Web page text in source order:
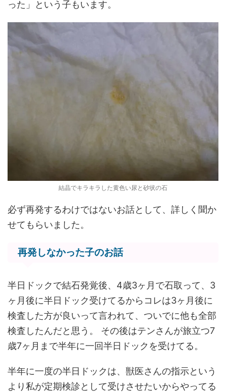
った」という子もいます。
結晶でキラキラした黄色い尿と砂状の石
必ず再発するわけではないお話として、詳しく聞か
せてもらいました。
再発しなかった子のお話
半日ドックで結石発覚後、4歳3ヶ月で石取って、3
ヶ月後に半日ドック受けてるからコレは3ヶ月後に
検査した方が良いって言われて、ついでに他も全部
検査したんだと思う。 その後はテンさんが旅立つ7
歳7ヶ月まで半年に一回半日ドックを受けてる。
半年に一度の半日ドックは、獣医さんの指示という
より私が定期検診として受けさせたいからやってる